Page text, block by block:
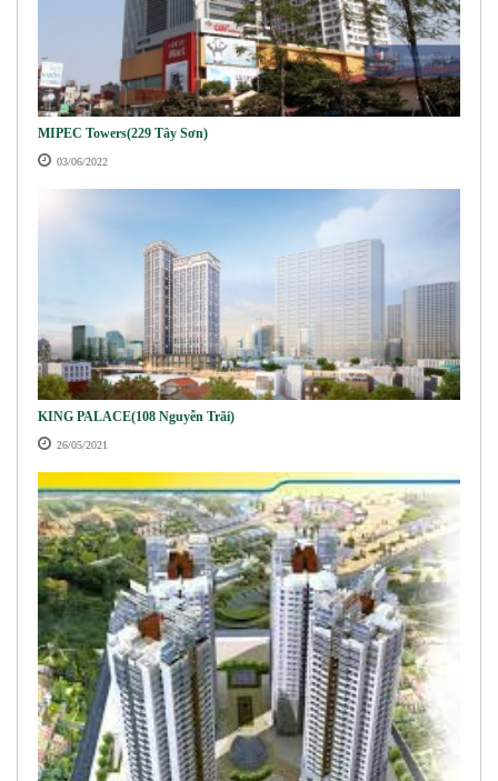
MIPEC Towers(229 Tây Sơn)
03/06/2022
KING PALACE(108 Nguyễn Trãi)
26/05/2021